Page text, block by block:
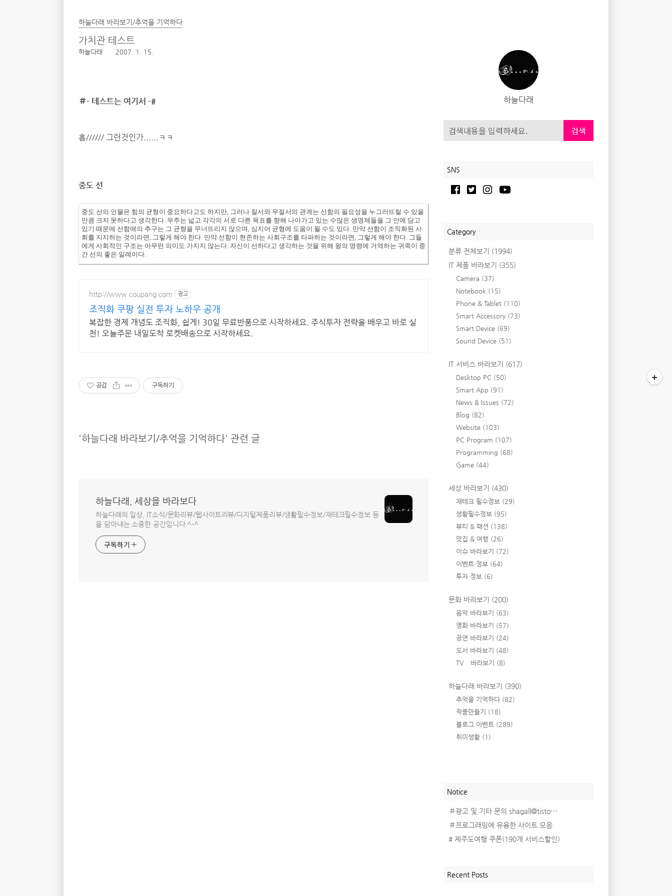
하늘다래
검색
SNS
Category
분류 전체보기 (1994)
IT 제품 바라보기 (355)
Camera (37)
Notebook (15)
Phone & Tablet (110)
Smart Accessory (73)
Smart Device (69)
Sound Device (51)
IT 서비스 바라보기 (617)
Desktop PC (50)
Smart App (91)
News & Issues (72)
Blog (82)
Website (103)
PC Program (107)
Programming (68)
Game (44)
세상 바라보기 (430)
재테크 필수정보 (29)
생활필수정보 (95)
뷰티 & 패션 (138)
맛집 & 여행 (26)
이슈 바라보기 (72)
이벤트 정보 (64)
투자 정보 (6)
문화 바라보기 (200)
음악 바라보기 (63)
영화 바라보기 (57)
공연 바라보기 (24)
도서 바라보기 (48)
TV 바라보기 (8)
하늘다래 바라보기 (390)
추억을 기억하다 (82)
작품만들기 (18)
블로그 이벤트 (289)
취미생활 (1)
Notice
＃광고 및 기타 문의 shagall@tisto⋯
＃프로그래밍에 유용한 사이트 모음
# 제주도여행 쿠폰(190개 서비스할인)
Recent Posts
하늘다래 바라보기/추억을 기억하다
가치관 테스트
하늘다래 2007. 1. 15.
＃- 테스트는 여기서 -#
흠////// 그런것인가......ㅋㅋ
중도 선
중도 선의 인물은 힘의 균형이 중요하다고도 하지만, 그러나 질서와 무절서의 관계는 선함의 필요성을 누그러뜨릴 수 있을
만큼 크지 못하다고 생각한다. 우주는 넓고 각각의 서로 다른 목표를 향해 나아가고 있는 수많은 생명체들을 그 안에 담고
있기 때문에 선함에의 추구는 그 균형을 무너뜨리지 않으며, 심지어 균형에 도움이 될 수도 있다. 만약 선함이 조직화된 사
회를 지지하는 것이라면, 그렇게 해야 한다. 만약 선함이 현존하는 사회구조를 타파하는 것이라면, 그렇게 해야 한다. 그들
에게 사회적인 구조는 아무런 의미도 가지지 않는다. 자신이 선하다고 생각하는 것을 위해 왕의 명령에 거역하는 귀족이 중
간 선의 좋은 일례이다.
http://www.coupang.com 광고
조직화 쿠팡 실전 투자 노하우 공개
복잡한 경제 개념도 조직화, 쉽게! 30일 무료반품으로 시작하세요. 주식투자 전략을 배우고 바로 실
천! 오늘주문 내일도착 로켓배송으로 시작하세요.
공감 구독하기
'하늘다래 바라보기/추억을 기억하다' 관련 글
하늘다래, 세상을 바라보다
하늘다래의 일상, IT소식/문화리뷰/웹사이트리뷰/디지털제품리뷰/생활필수정보/재테크필수정보 등
을 담아내는 소중한 공간입니다.^-^
구독하기